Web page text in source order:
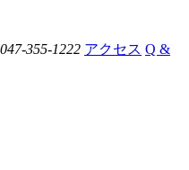
047-355-1222 アクセス Q &